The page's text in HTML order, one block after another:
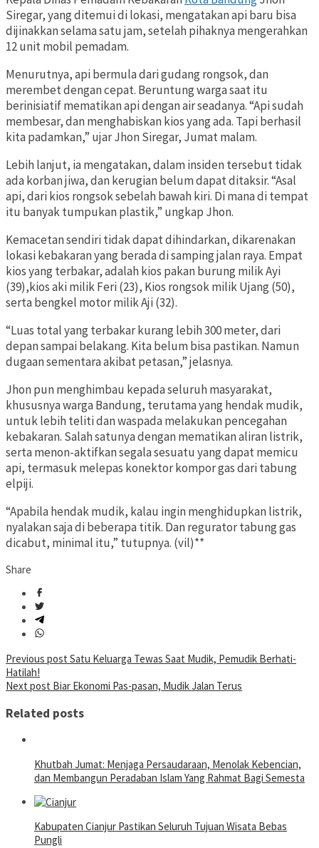
Siregar, yang ditemui di lokasi, mengatakan api baru bisa
dijinakkan selama satu jam, setelah pihaknya mengerahkan
12 unit mobil pemadam.
Menurutnya, api bermula dari gudang rongsok, dan
merembet dengan cepat. Beruntung warga saat itu
berinisiatif mematikan api dengan air seadanya. “Api sudah
membesar, dan menghabiskan kios yang ada. Tapi berhasil
kita padamkan,” ujar Jhon Siregar, Jumat malam.
Lebih lanjut, ia mengatakan, dalam insiden tersebut tidak
ada korban jiwa, dan kerugian belum dapat ditaksir. “Asal
api, dari kios rongsok sebelah bawah kiri. Di mana di tempat
itu banyak tumpukan plastik,” ungkap Jhon.
Kemacetan sendiri tidak dapat dihindarkan, dikarenakan
lokasi kebakaran yang berada di samping jalan raya. Empat
kios yang terbakar, adalah kios pakan burung milik Ayi
(39),kios aki milik Feri (23), Kios rongsok milik Ujang (50),
serta bengkel motor milik Aji (32).
“Luas total yang terbakar kurang lebih 300 meter, dari
depan sampai belakang. Kita belum bisa pastikan. Namun
dugaan sementara akibat petasan,” jelasnya.
Jhon pun menghimbau kepada seluruh masyarakat,
khususnya warga Bandung, terutama yang hendak mudik,
untuk lebih teliti dan waspada melakukan pencegahan
kebakaran. Salah satunya dengan mematikan aliran listrik,
serta menon-aktifkan segala sesuatu yang dapat memicu
api, termasuk melepas konektor kompor gas dari tabung
elpiji.
“Apabila hendak mudik, kalau ingin menghidupkan listrik,
nyalakan saja di beberapa titik. Dan regurator tabung gas
dicabut, minimal itu,” tutupnya. (vil)**
Share
Post
navigation
Previous post Satu Keluarga Tewas Saat Mudik, Pemudik Berhati-
Hatilah!
Next post Biar Ekonomi Pas-pasan, Mudik Jalan Terus
Related posts
Khutbah Jumat: Menjaga Persaudaraan, Menolak Kebencian,
dan Membangun Peradaban Islam Yang Rahmat Bagi Semesta
Kabupaten Cianjur Pastikan Seluruh Tujuan Wisata Bebas
Pungli